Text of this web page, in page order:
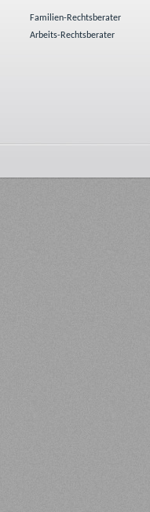
Familien-Rechtsberater
Arbeits-Rechtsberater